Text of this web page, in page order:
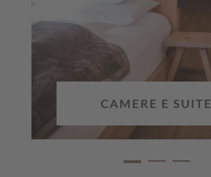
CAMERE E SUITE